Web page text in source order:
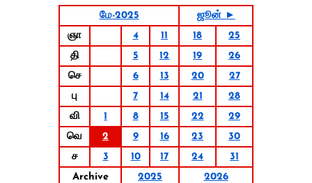
மே-2025
ஜூன் ►
ஞா
4 11 18
25
தி
5 12 19
26
செ
6 13 20
27
பு
7 14 21
28
வி
1 8 15 22
29
வெ
2 9 16 23
30
ச
3 10 17 24
31
Archive
2025 2026